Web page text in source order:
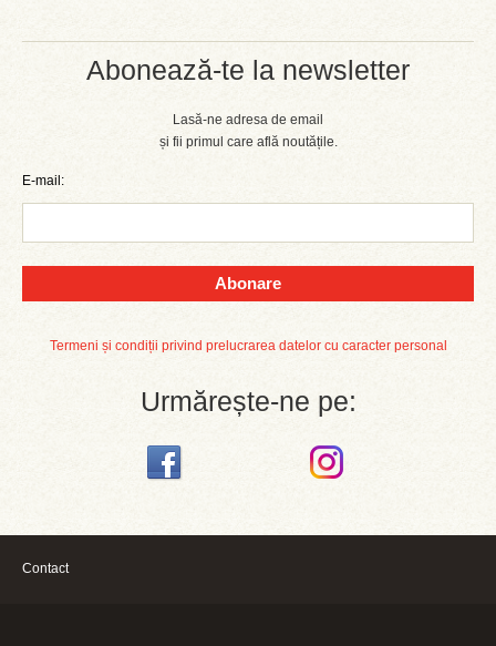
Abonează-te la newsletter
Lasă-ne adresa de email
și fii primul care află noutățile.
E-mail:
Abonare
Termeni și condiții privind prelucrarea datelor cu caracter personal
Urmărește-ne pe:
Contact